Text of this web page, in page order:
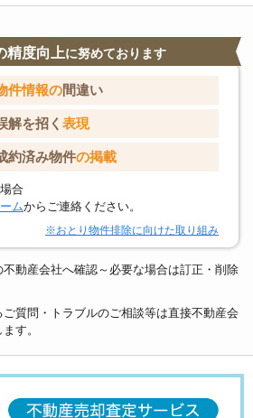
精度向上に努めております
件情報の間違い
解を招く 表現
約済み物件の掲載
合
ムからご連絡ください。
※おとり物件排除に向けた取り組み
動産会社へ確認～必要な場合は訂正・削除
質問・トラブルのご相談等は直接不動産会
す。